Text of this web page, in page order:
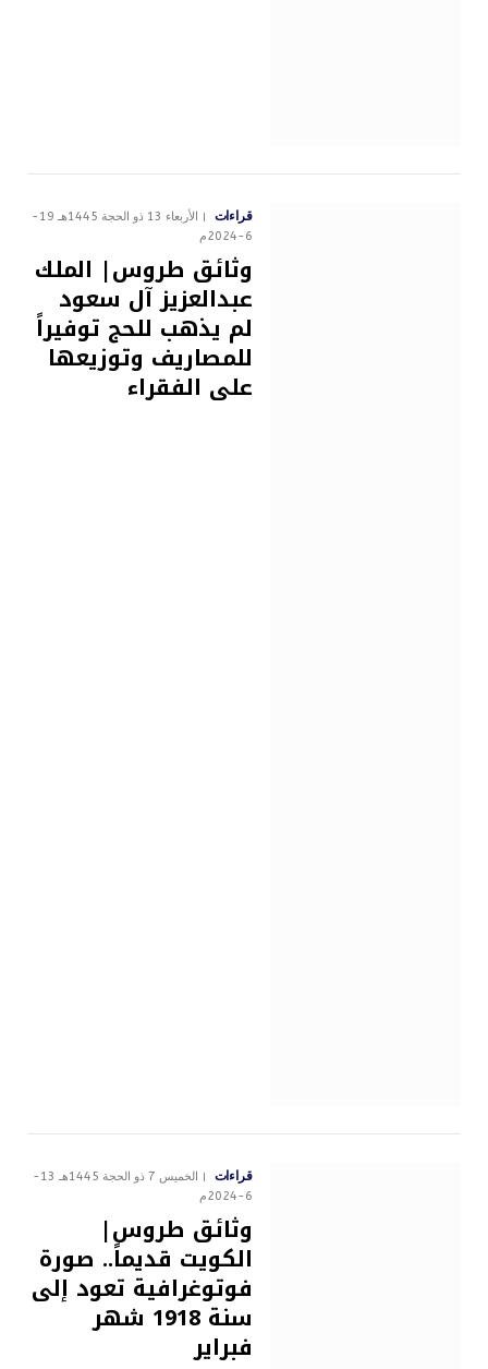
قراءات
الأربعاء 13 ذو الحجة 1445هـ 19-
6-2024م
وثائق طروس| الملك
عبدالعزيز آل سعود
لم يذهب للحج توفيراً
للمصاريف وتوزيعها
على الفقراء
قراءات
الخميس 7 ذو الحجة 1445هـ 13-
6-2024م
وثائق طروس|
الكويت قديماً.. صورة
فوتوغرافية تعود إلى
سنة 1918 شهر
فبراير